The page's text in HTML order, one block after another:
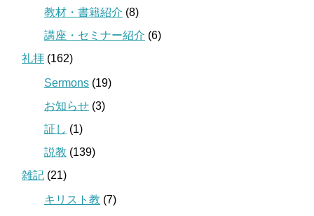
教材・書籍紹介 (8)
講座・セミナー紹介 (6)
礼拝 (162)
Sermons (19)
お知らせ (3)
証し (1)
説教 (139)
雑記 (21)
キリスト教 (7)